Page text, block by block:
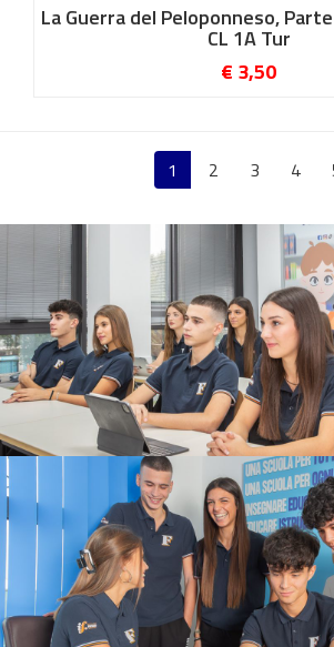
La Guerra del Peloponneso,
CL 1A Tur
€ 3,50
1 2 3 4